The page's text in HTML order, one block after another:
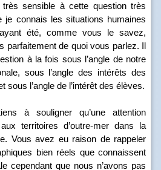
sensible à cette question très
je connais les situations humaines
été, comme vous le savez,
parfaitement de quoi vous parlez. Il
à la fois sous l’angle de notre
sous l’angle des intérêts des
sous l’angle de l’intérêt des élèves.
à souligner qu’une attention
territoires d’outre-mer dans la
Vous avez eu raison de rappeler
bien réels que connaissent
cependant que nous n’avons pas